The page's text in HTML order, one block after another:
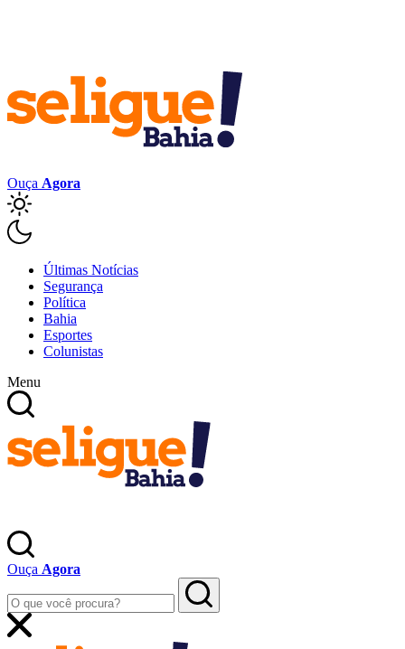
Ouça Agora
Últimas Notícias
Segurança
Política
Bahia
Esportes
Colunistas
Menu
Ouça Agora